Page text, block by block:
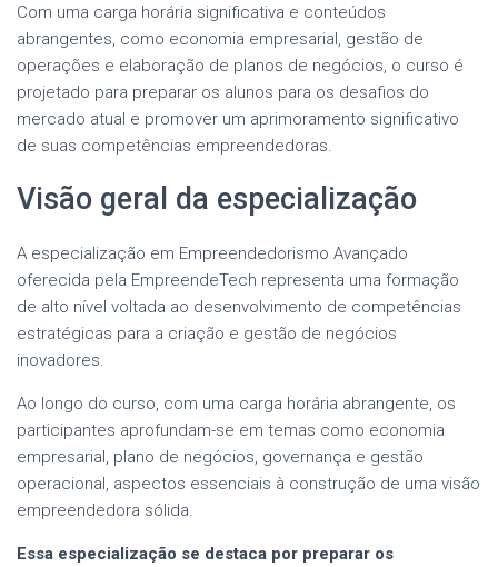
Com uma carga horária significativa e conteúdos
abrangentes, como economia empresarial, gestão de
operações e elaboração de planos de negócios, o curso é
projetado para preparar os alunos para os desafios do
mercado atual e promover um aprimoramento significativo
de suas competências empreendedoras.
Visão geral da especialização
A especialização em Empreendedorismo Avançado
oferecida pela EmpreendeTech representa uma formação
de alto nível voltada ao desenvolvimento de competências
estratégicas para a criação e gestão de negócios
inovadores.
Ao longo do curso, com uma carga horária abrangente, os
participantes aprofundam-se em temas como economia
empresarial, plano de negócios, governança e gestão
operacional, aspectos essenciais à construção de uma visão
empreendedora sólida.
Essa especialização se destaca por preparar os